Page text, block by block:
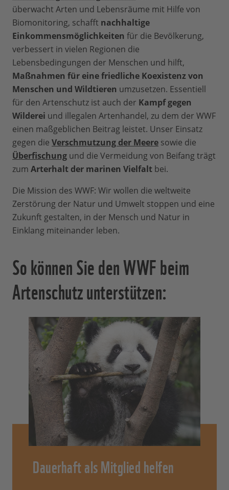
überwacht Arten und Lebensräume mit Hilfe von
Biomonitoring, schafft nachhaltige
Einkommensmöglichkeiten für die Bevölkerung,
verbessert in vielen Regionen die
Lebensbedingungen der Menschen und hilft,
Maßnahmen für eine friedliche Koexistenz von
Menschen und Wildtieren umzusetzen. Essentiell
für den Artenschutz ist auch der Kampf gegen
Wilderei und illegalen Artenhandel, zu dem der WWF
einen maßgeblichen Beitrag leistet. Unser Einsatz
gegen die Verschmutzung der Meere sowie die
Überfischung und die Vermeidung von Beifang trägt
zum Arterhalt der marinen Vielfalt bei.
Die Mission des WWF: Wir wollen die weltweite
Zerstörung der Natur und Umwelt stoppen und eine
Zukunft gestalten, in der Mensch und Natur in
Einklang miteinander leben.
So können Sie den WWF beim
Artenschutz unterstützen:
Dauerhaft als Mitglied helfen